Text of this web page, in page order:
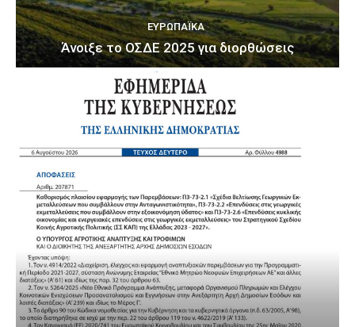
ΕΥΡΩΠΑΪΚΆ
Άνοιξε το ΟΣΔΕ 2025 για διορθώσεις